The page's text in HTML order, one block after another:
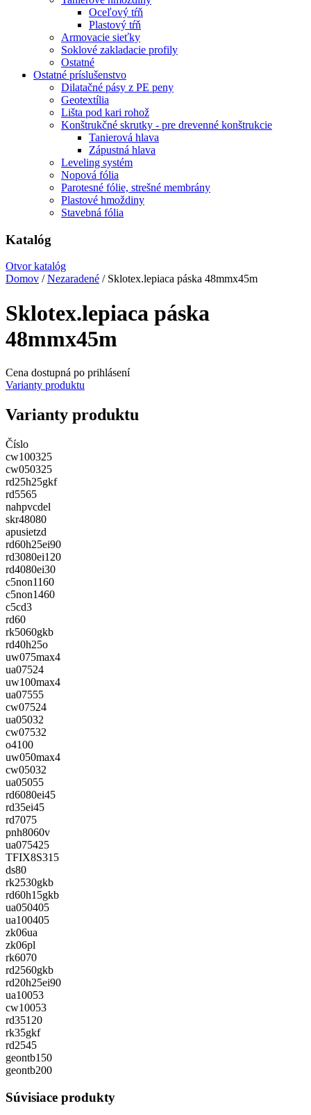
Oceľový tŕň
Plastový tŕň
Armovacie sieťky
Soklové zakladacie profily
Ostatné
Ostatné príslušenstvo
Dilatačné pásy z PE peny
Geotextília
Lišta pod kari rohož
Konštrukčné skrutky - pre drevenné konštrukcie
Tanierová hlava
Zápustná hlava
Leveling systém
Nopová fólia
Parotesné fólie, strešné membrány
Plastové hmoždiny
Stavebná fólia
Katalóg
Otvor katalóg
Domov /Nezaradené / Sklotex.lepiaca páska 48mmx45m
Sklotex.lepiaca páska
48mmx45m
Cena dostupná po prihlásení
Varianty produktu
Varianty produktu
Číslo
cw100325
cw050325
rd25h25gkf
rd5565
nahpvcdel
skr48080
apusietzd
rd60h25ei90
rd3080ei120
rd4080ei30
c5non1160
c5non1460
c5cd3
rd60
rk5060gkb
rd40h25o
uw075max4
ua07524
uw100max4
ua07555
cw07524
ua05032
cw07532
o4100
uw050max4
cw05032
ua05055
rd6080ei45
rd35ei45
rd7075
pnh8060v
ua075425
TFIX8S315
ds80
rk2530gkb
rd60h15gkb
ua050405
ua100405
zk06ua
zk06pl
rk6070
rd2560gkb
rd20h25ei90
ua10053
cw10053
rd35120
rk35gkf
rd2545
geontb150
geontb200
Súvisiace produkty